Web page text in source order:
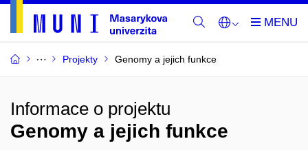
Projekty Genomy a jejich funkce
Informace o projektu
Genomy a jejich funkce